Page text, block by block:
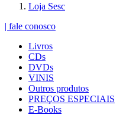
Loja Sesc
| fale conosco
Livros
CDs
DVDs
VINIS
Outros produtos
PREÇOS ESPECIAIS
E-Books